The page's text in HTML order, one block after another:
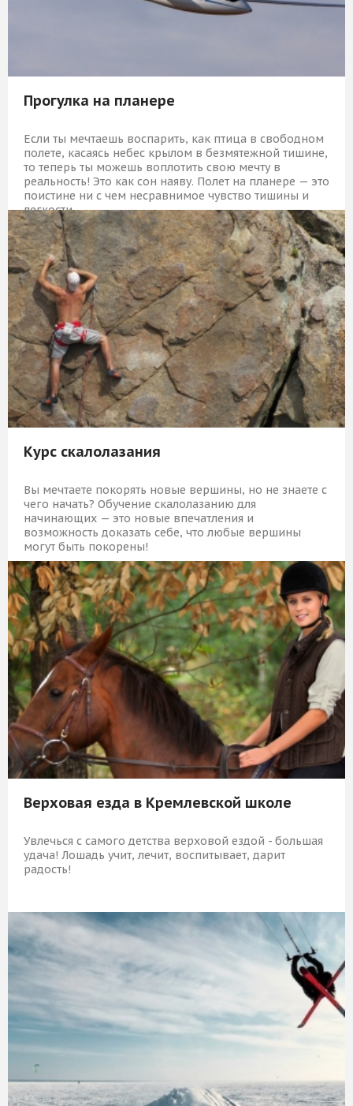
Прогулка на планере
Если ты мечтаешь воспарить, как птица в свободном
полете, касаясь небес крылом в безмятежной тишине,
то теперь ты можешь воплотить свою мечту в
реальность! Это как сон наяву. Полет на планере — это
поистине ни с чем несравнимое чувство тишины и
легкости.
10 259 Р КУПИТЬ
Курс скалолазания
Вы мечтаете покорять новые вершины, но не знаете с
чего начать? Обучение скалолазанию для
начинающих — это новые впечатления и
возможность доказать себе, что любые вершины
могут быть покорены!
13 309 Р КУПИТЬ
Верховая езда в Кремлевской школе
Увлечься с самого детства верховой ездой - большая
удача! Лошадь учит, лечит, воспитывает, дарит
радость!
7 789 Р КУПИТЬ